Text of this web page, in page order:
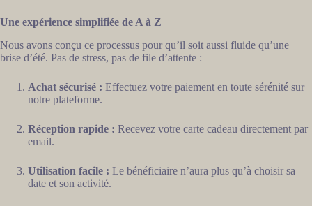
Une expérience simplifiée de A à Z
Nous avons conçu ce processus pour qu’il soit aussi fluide qu’une
brise d’été. Pas de stress, pas de file d’attente :
Achat sécurisé : Effectuez votre paiement en toute sérénité sur
notre plateforme.
Réception rapide : Recevez votre carte cadeau directement par
email.
Utilisation facile : Le bénéficiaire n’aura plus qu’à choisir sa
date et son activité.